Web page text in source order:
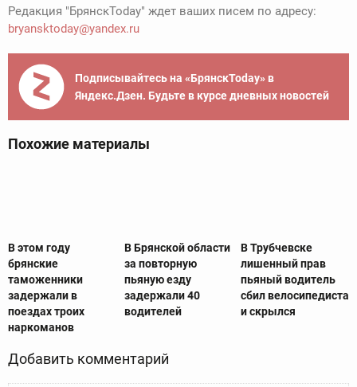
Редакция "БрянскToday" ждет ваших писем по адресу:
bryansktoday@yandex.ru
Подписывайтесь на «БрянскToday» в
Яндекс.Дзен. Будьте в курсе дневных новостей
Похожие материалы
В этом году
брянские
таможенники
задержали в
поездах троих
наркоманов
В Брянской области
за повторную
пьяную езду
задержали 40
водителей
В Трубчевске
лишенный прав
пьяный водитель
сбил велосипедиста
и скрылся
Добавить комментарий